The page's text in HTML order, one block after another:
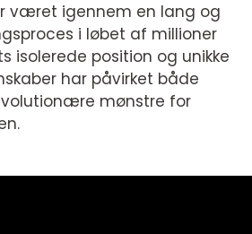
været igennem en lang og
i løbet af millioner
isolerede position og unikke
har påvirket både
mønstre for